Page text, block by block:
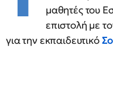
μαθητές του
επιστολή με
για την εκπαιδευτικό